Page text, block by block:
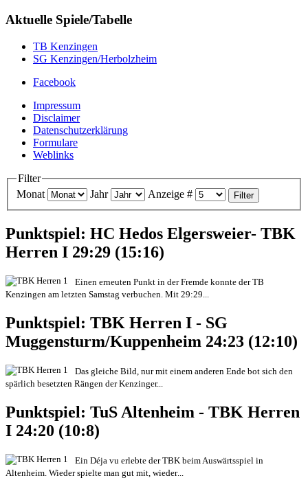
Aktuelle Spiele/Tabelle
TB Kenzingen
SG Kenzingen/Herbolzheim
Facebook
Impressum
Disclaimer
Datenschutzerklärung
Formulare
Weblinks
Filter
Monat
Jahr Anzeige # Filter
Punktspiel: HC Hedos Elgersweier- TBK
Herren I 29:29 (15:16)
Einen erneuten Punkt in der Fremde konnte der TB
Kenzingen am letzten Samstag verbuchen. Mit 29:29...
Punktspiel: TBK Herren I - SG
Muggensturm/Kuppenheim 24:23 (12:10)
Das gleiche Bild, nur mit einem anderen Ende bot sich den
spärlich besetzten Rängen der Kenzinger...
Punktspiel: TuS Altenheim - TBK Herren
I 24:20 (10:8)
Ein Déja vu erlebte der TBK beim Auswärtsspiel in
Altenheim. Wieder spielte man gut mit, wieder...